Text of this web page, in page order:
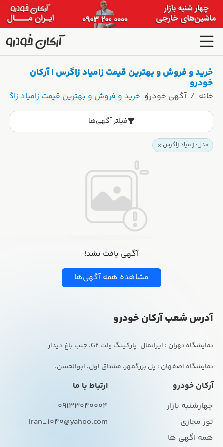
خرید و فروش و بهترین قیمت زامیاد زاگرس | آرکان
خودرو
خانه آگهی خودرو خرید و فروش و بهترین قیمت زامیاد
فیلتر آگهی‌ها
مدل: زامیاد زاگرس
آگهی یافت نشد!
مشاهده همه آگهی‌ها
آدرس شعب آرکان خودرو
نمایشگاه اصفهان : پل بزرگمهر، مشتاق اول، ابوالحسن.
آرکان خودرو
چهارشنبه بازار
تور مجازی
همه اگهی ها
ارتباط با ما
09133040004
Iran_1040@yahoo.com